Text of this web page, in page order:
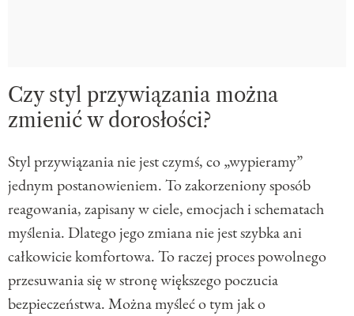
Czy styl przywiązania można
zmienić w dorosłości?
Styl przywiązania nie jest czymś, co „wypieramy”
jednym postanowieniem. To zakorzeniony sposób
reagowania, zapisany w ciele, emocjach i schematach
myślenia. Dlatego jego zmiana nie jest szybka ani
całkowicie komfortowa. To raczej proces powolnego
przesuwania się w stronę większego poczucia
bezpieczeństwa. Można myśleć o tym jak o